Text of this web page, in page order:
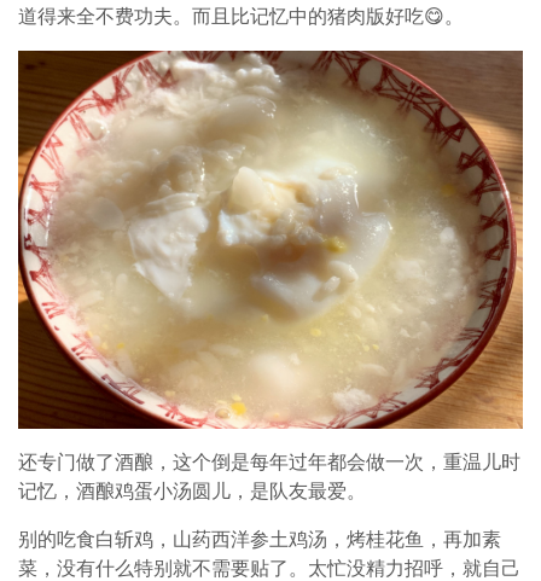
道得来全不费功夫。而且比记忆中的猪肉版好吃😋。
还专门做了酒酿，这个倒是每年过年都会做一次，重温儿时
记忆，酒酿鸡蛋小汤圆儿，是队友最爱。
别的吃食白斩鸡，山药西洋参土鸡汤，烤桂花鱼，再加素
菜，没有什么特别就不需要贴了。太忙没精力招呼，就自己